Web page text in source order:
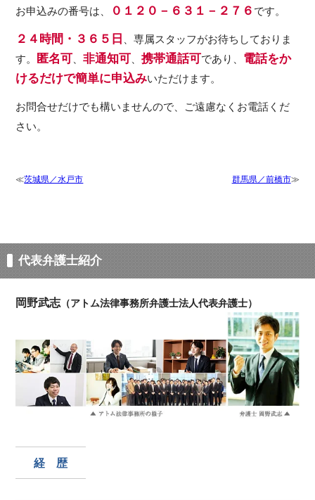
お申込みの番号は、 ０１２０－６３１－２７６ です。
２４時間・３６５日 、専属スタッフがお待ちしておりま
す。
匿名可、非通知可、携帯通話可であり、 電話をか
けるだけで簡単に申込みいただけます。
お問合せだけでも構いませんので、ご遠慮なくお電話くだ
さい。
茨城県／水戸市 群馬県／前橋市
代表弁護士紹介
岡野武志（アトム法律事務所弁護士法人代表弁護士）
経 歴